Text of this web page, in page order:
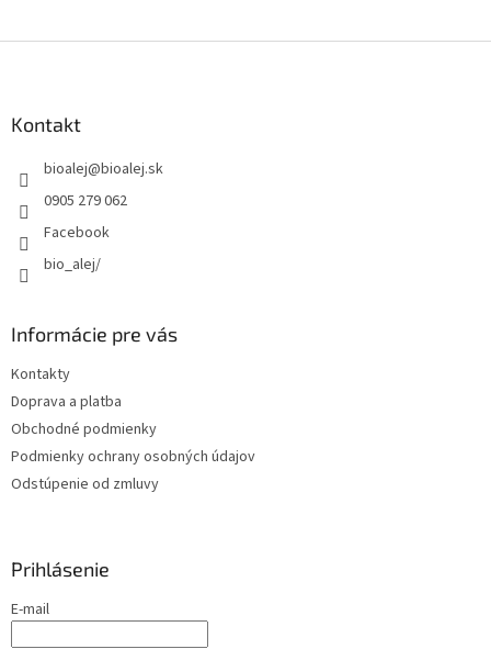
Kontakt
bioalej@bioalej.sk
0905 279 062
Facebook
bio_alej/
Informácie pre vás
Kontakty
Doprava a platba
Obchodné podmienky
Podmienky ochrany osobných údajov
Odstúpenie od zmluvy
Prihlásenie
E-mail